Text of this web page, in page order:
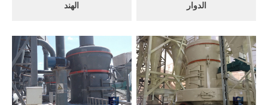
الهند
المشروع 75m3 على مصنع
الأسمنت للبيع, كسارة الحجر
تقرير جدوى مشروع مصنع من
التوكيل, خام نوع جديد,, تكلفة
الدوار
مطبقة على نطاق واسع في
التعدين ، والتعدين ، والبناء ،
والصناعات الهيدروليكية
والكيميائية. ... مشروع ناجح.
مصنع لسحق الخبث ...